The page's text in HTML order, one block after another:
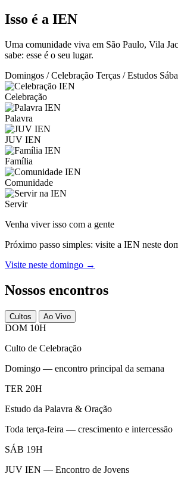
Isso é a IEN
Uma comunidade viva em São Paulo, Vila
sabe: esse é o seu lugar.
Domingos / Celebração Terças / Estudos
Celebração
Palavra
JUV IEN
Família
Comunidade
Servir
Venha viver isso com a gente
Próximo passo simples: visite a IEN neste
Visite neste domingo →
Nossos encontros
Cultos Ao Vivo
DOM 10H
Culto de Celebração
Domingo — encontro principal da semana
TER 20H
Estudo da Palavra & Oração
Toda terça-feira — crescimento e intercessão
SÁB 19H
JUV IEN — Encontro de Jovens